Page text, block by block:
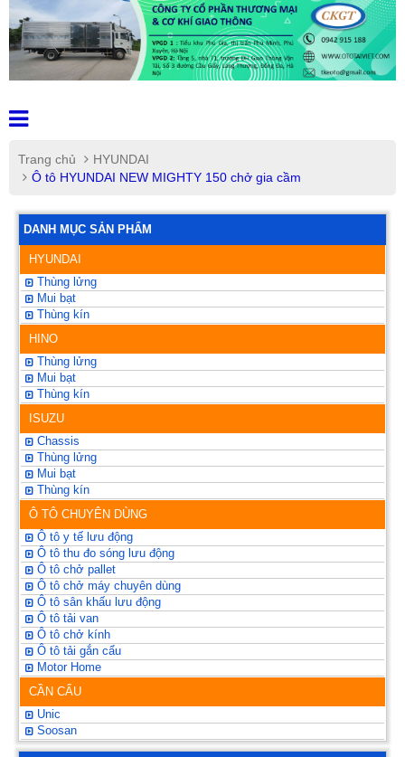
Trang chủ
HYUNDAI
Ô tô HYUNDAI NEW MIGHTY 150 chở gia cầm
DANH MỤC SẢN PHẨM
HYUNDAI
Thùng lửng
Mui bạt
Thùng kín
HINO
Thùng lửng
Mui bạt
Thùng kín
ISUZU
Chassis
Thùng lửng
Mui bạt
Thùng kín
Ô TÔ CHUYÊN DÙNG
Ô tô y tế lưu động
Ô tô thu đo sóng lưu động
Ô tô chở pallet
Ô tô chở máy chuyên dùng
Ô tô sân khấu lưu động
Ô tô tải van
Ô tô chở kính
Ô tô tải gắn cẩu
Motor Home
CẦN CẨU
Unic
Soosan